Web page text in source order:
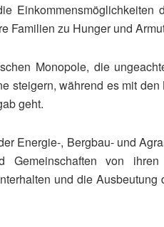
Einkommensmöglichkeiten
Familien zu Hunger und
Monopole, die
steigern, während es mit
geht.
Energie‑, Bergbau- und
von
und die